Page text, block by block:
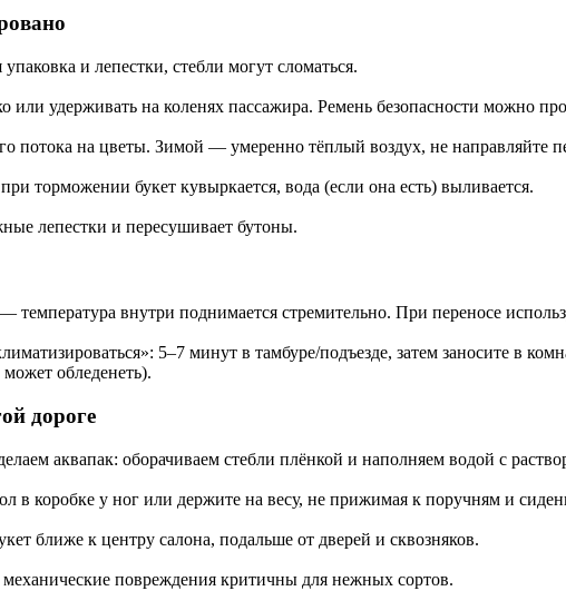
и лепестки, стебли могут сломаться.
или удерживать на коленях пассажира. Ремень безопасности можно
потока на цветы. Зимой — умеренно тёплый воздух, не направляйте
торможении букет кувыркается, вода (если она есть) выливается.
лепестки и пересушивает бутоны.
внутри поднимается стремительно. При переносе
5–7 минут в тамбуре/подъезде, затем заносите в
обледенеть).
дороге
аквапак: оборачиваем стебли плёнкой и наполняем водой с
в коробке у ног или держите на весу, не прижимая к поручням и
ближе к центру салона, подальше от дверей и сквозняков.
повреждения критичны для нежных сортов.